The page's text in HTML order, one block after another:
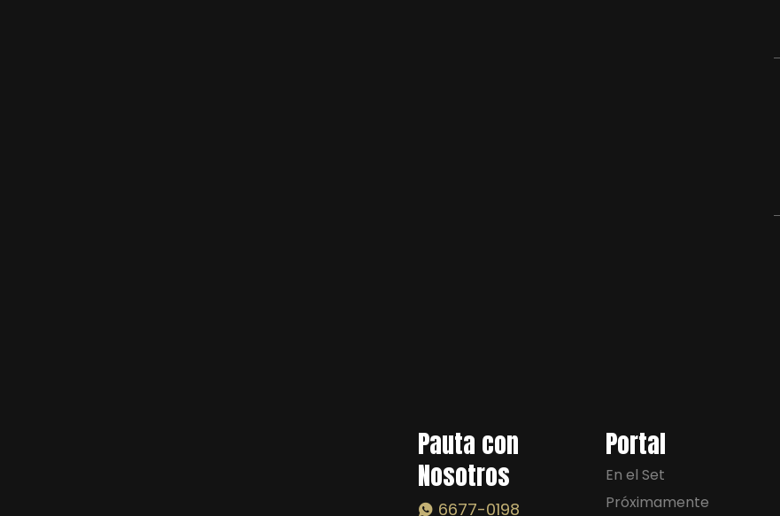
Pauta con
Nosotros
6677-0198
Portal
En el Set
Próximamente